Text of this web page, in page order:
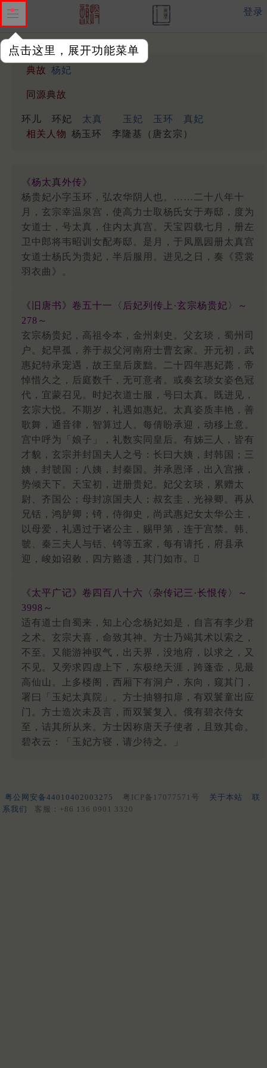
点击这里，展开功能菜单
登录
典故 杨妃
同源典故
环儿 环妃 太真 玉妃 玉环
真妃
相关人物 杨玉环 李隆基（唐玄宗）
《杨太真外传》
杨贵妃小字玉环，弘农华阴人也。……二十八年十
月，玄宗幸温泉宫，使高力士取杨氏女于寿邸，度为
女道士，号太真，住内太真宫。天宝四载七月，册左
卫中郎将韦昭训女配寿邸。是月，于凤凰园册太真宫
女道士杨氏为贵妃，半后服用。进见之日，奏《霓裳
羽衣曲》。
《旧唐书》卷五十一〈后妃列传上·玄宗杨贵妃〉～
278～
玄宗杨贵妃，高祖令本，金州刺史。父玄琰，蜀州司
户。妃早孤，养于叔父河南府士曹玄家。开元初，武
惠妃特承宠遇，故王皇后废黜。二十四年惠妃薨，帝
悼惜久之，后庭数千，无可意者。或奏玄琰女姿色冠
代，宜蒙召见。时妃衣道士服，号曰太真。既进见，
玄宗大悦。不期岁，礼遇如惠妃。太真姿质丰艳，善
歌舞，通音律，智算过人。每倩盼承迎，动移上意。
宫中呼为「娘子」，礼数实同皇后。有姊三人，皆有
才貌，玄宗并封国夫人之号：长曰大姨，封韩国；三
姨，封虢国；八姨，封秦国。并承恩泽，出入宫掖，
势倾天下。天宝初，进册贵妃。妃父玄琰，累赠太
尉、齐国公；母封凉国夫人；叔玄圭，光禄卿。再从
兄铦，鸿胪卿；锜，侍御史，尚武惠妃女太华公主，
以母爱，礼遇过于诸公主，赐甲第，连于宫禁。韩、
虢、秦三夫人与铦、锜等五家，每有请托，府县承
迎，峻如诏敕，四方赂遗，其门如市。
《太平广记》卷四百八十六〈杂传记三·长恨传〉～
3998～
适有道士自蜀来，知上心念杨妃如是，自言有李少君
之术。玄宗大喜，命致其神。方士乃竭其术以索之，
不至。又能游神驭气，出天界，没地府，以求之，又
不见。又旁求四虚上下，东极绝天涯，跨蓬壶，见最
高仙山。上多楼阁，西厢下有洞户，东向，窥其门，
署曰「玉妃太真院」。方士抽簪扣扉，有双鬟童出应
门。方士造次未及言，而双鬟复入。俄有碧衣侍女
至，诘其所从来。方士因称唐天子使者，且致其命。
碧衣云：「玉妃方寝，请少待之。」
粤公网安备44010402003275 粤ICP备17077571号 关于本站
联
系我们
客服：+86 136 0901 3320